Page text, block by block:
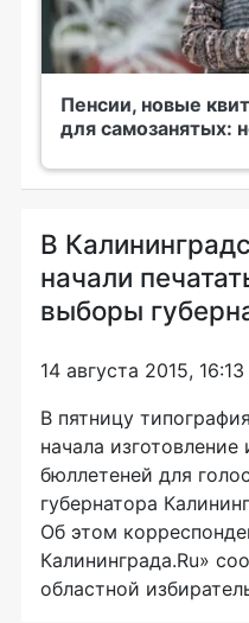
Пенсии, новые
для самозанятых:
В
начали
выборы
14 августа 2015, 16:13
В пятницу
начала изготовление
бюллетеней для
губернатора
Об этом
Калининграда.Ru»
областной